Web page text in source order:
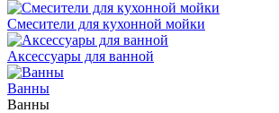
Смесители для кухонной мойки
Аксессуары для ванной
Ванны
Ванны